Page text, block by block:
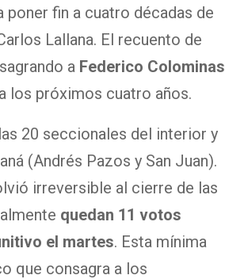
fin a cuatro décadas de
Lallana. El recuento de
a Federico Colominas
los próximos cuatro años.
20 seccionales del interior y
(Andrés Pazos y San Juan).
irreversible al cierre de las
quedan 11 votos
el martes. Esta mínima
que consagra a los